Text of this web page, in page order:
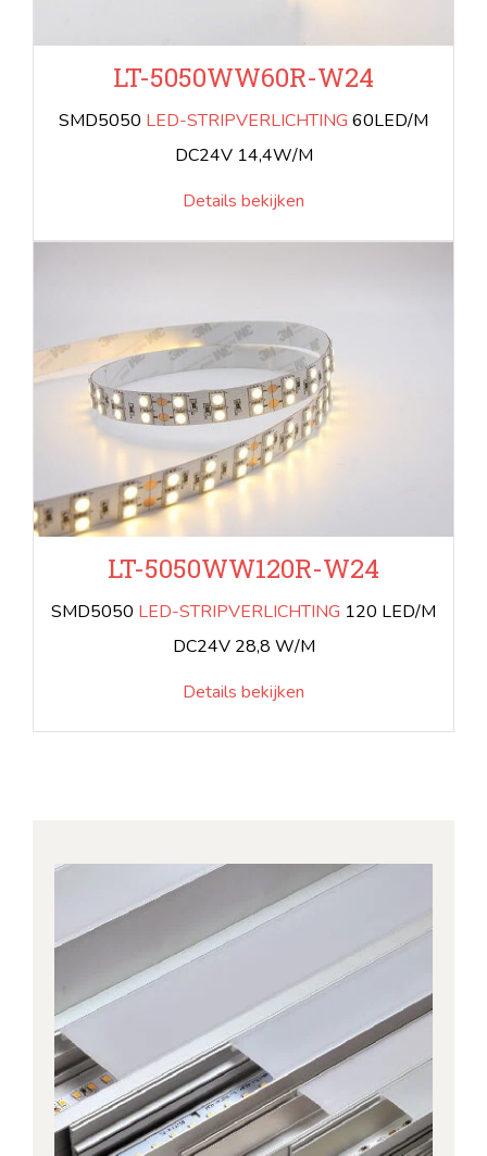
LT-5050WW60R-W24
SMD5050 LED-STRIPVERLICHTING 60LED/M
DC24V 14,4W/M
Details bekijken
LT-5050WW120R-W24
SMD5050 LED-STRIPVERLICHTING 120 LED/M
DC24V 28,8 W/M
Details bekijken